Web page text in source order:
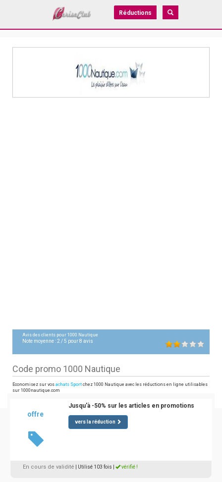
Réductions
Avis des clients pour 1000 Nautique
Note moyenne :2 /5 pour8 avis
Code promo 1000 Nautique
Economisez sur vos achats Sport chez 1000 Nautique avec les réductions en ligne utilisables
sur 1000nautique.com
offre
Jusqu'à -50% sur les articles en promotions
vers la réduction
En cours de validité | Utilisé 103 fois vérifié !